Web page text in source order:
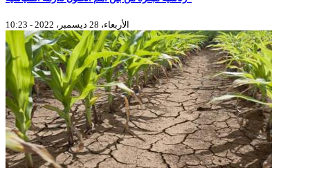
الأربعاء، 28 ديسمبر، 2022 - 10:23